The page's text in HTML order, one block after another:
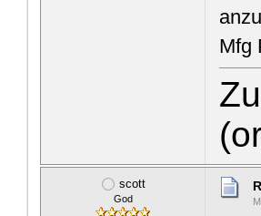
Mfg
scott
God